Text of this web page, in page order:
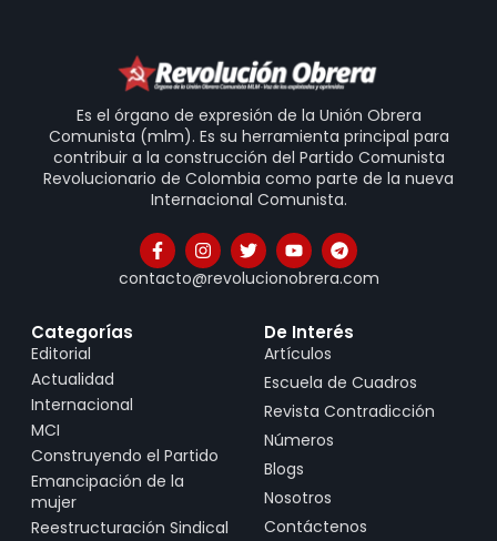
Es el órgano de expresión de la Unión Obrera
Comunista (mlm). Es su herramienta principal para
contribuir a la construcción del Partido Comunista
Revolucionario de Colombia como parte de la nueva
Internacional Comunista.
contacto@revolucionobrera.com
Categorías
Editorial
Actualidad
Internacional
MCI
Construyendo el Partido
Emancipación de la
mujer
Reestructuración Sindical
De Interés
Artículos
Escuela de Cuadros
Revista Contradicción
Números
Blogs
Nosotros
Contáctenos